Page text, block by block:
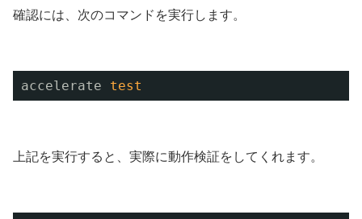
確認には、次のコマンドを実行します。
accelerate test
上記を実行すると、実際に動作検証をしてくれます。